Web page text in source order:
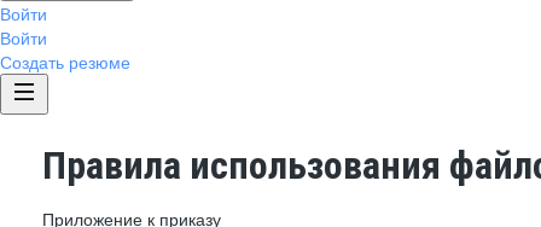
Войти
Войти
Создать резюме
Правила использования
Приложение к приказу